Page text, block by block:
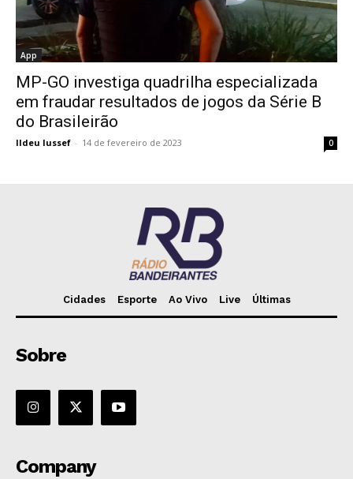
App
MP-GO investiga quadrilha especializada
em fraudar resultados de jogos da Série B
do Brasileirão
Ildeu Iussef - 14 de fevereiro de 2023 0
Cidades Esporte Ao Vivo Live Últimas
Sobre
Company